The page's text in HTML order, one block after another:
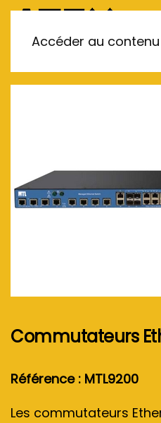
Accéder au
Commutateurs
Référence : MTL9200
Les commutateurs